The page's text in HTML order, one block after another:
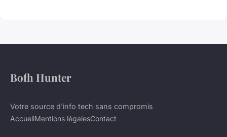
Bofh Hunter
Votre source d'info tech sans compromis
AccueilMentions légalesContact